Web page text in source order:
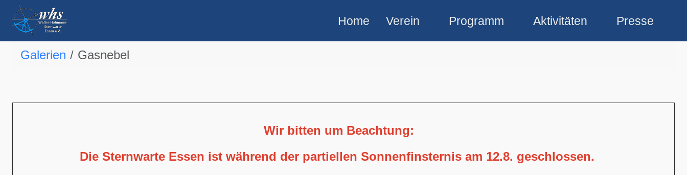
Home Verein Programm Aktivitäten Presse
Galerien Gasnebel
Wir bitten um Beachtung:
Die Sternwarte Essen ist während der partiellen Sonnenfinsternis am 12.8. geschlossen.